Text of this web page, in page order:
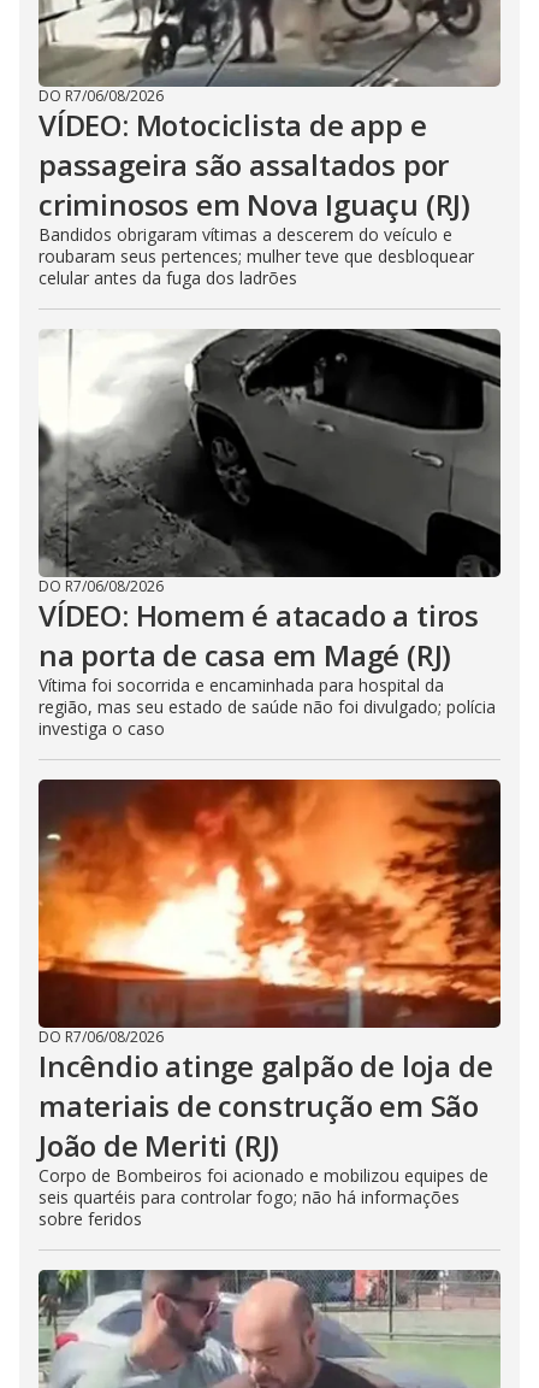
DO R7/06/08/2026
VÍDEO: Motociclista de app e
passageira são assaltados por
criminosos em Nova Iguaçu (RJ)
Bandidos obrigaram vítimas a descerem do veículo e
roubaram seus pertences; mulher teve que desbloquear
celular antes da fuga dos ladrões
DO R7/06/08/2026
VÍDEO: Homem é atacado a tiros
na porta de casa em Magé (RJ)
Vítima foi socorrida e encaminhada para hospital da
região, mas seu estado de saúde não foi divulgado; polícia
investiga o caso
DO R7/06/08/2026
Incêndio atinge galpão de loja de
materiais de construção em São
João de Meriti (RJ)
Corpo de Bombeiros foi acionado e mobilizou equipes de
seis quartéis para controlar fogo; não há informações
sobre feridos